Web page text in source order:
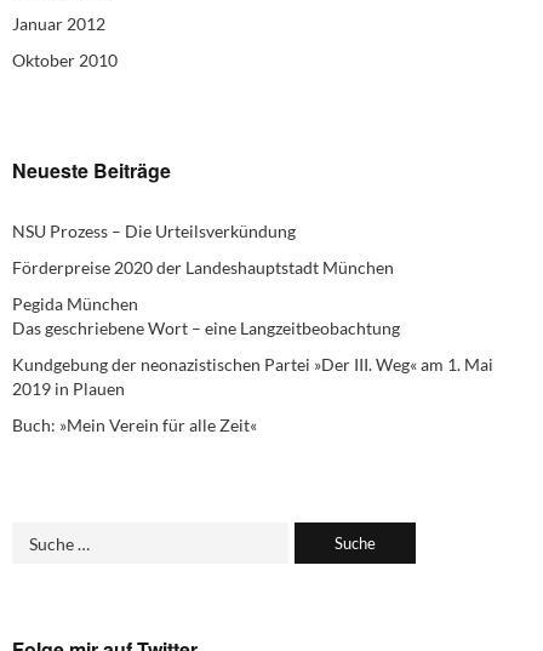
Januar 2012
Oktober 2010
Neueste Beiträge
NSU Prozess – Die Urteilsverkündung
Förderpreise 2020 der Landeshauptstadt München
Pegida München
Das geschriebene Wort – eine Langzeitbeobachtung
Kundgebung der neonazistischen Partei »Der III. Weg« am 1. Mai
2019 in Plauen
Buch: »Mein Verein für alle Zeit«